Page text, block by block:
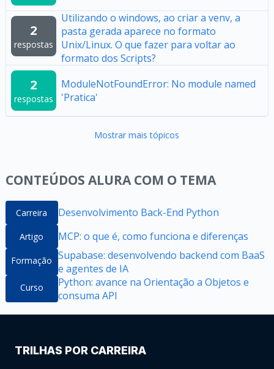
2
respostas
Utilizando o windows, ao criar a venv, a
pasta gerada aparece no formato
Unix/Linux. O que fazer para voltar ao
formato dos Scripts?
2
respostas
ModuleNotFoundError: No module named
'Pratica'
Mostrar mais tópicos
CONTEÚDOS ALURA COM O TEMA
Carreira Desenvolvimento Back-End Python
Artigo MCP: o que é, como funciona e diferenças
Formação Supabase: desenvolvendo backend com BaaS
e agentes de IA
Curso
Python: avance na Orientação a Objetos e
consuma API
TRILHAS POR CARREIRA